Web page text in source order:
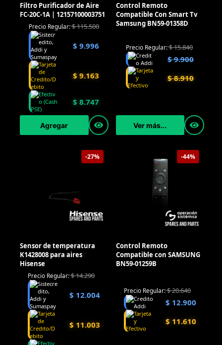
Filtro Purificador de Aire
FC-20C-1A | 12157100003751
Precio Regular:$115.500
$ 9.996
$ 9.163
$ 8.747
Agregar
Control Remoto
Compatible Con Smart Tv
Samsung BN59-01358D
Precio Regular:$15.840
$9.900
$8.910
Ver más...
-27%
Sensor de temperatura
K1428008 para aires
Hisense
Precio Regular:$14.290
$ 12.004
$ 11.003
-44%
Control Remoto
Compatible con SAMSUNG
BN59-01259B
Precio Regular:$20.640
$ 12.900
$ 11.610